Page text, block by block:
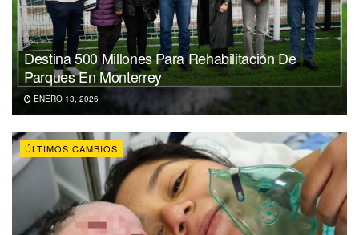
Destina 500 Millones Para Rehabilitación De
Parques En Monterrey
ENERO 13, 2026
ÚLTIMOS CAMBIOS